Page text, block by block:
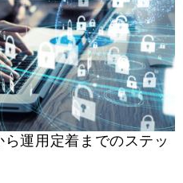
・料金
質問
事
合わせ
運用定着までのステッ